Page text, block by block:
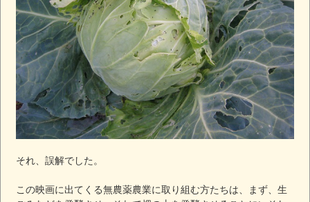
それ、誤解でした。
この映画に出てくる無農薬農業に取り組む方たちは、まず、生